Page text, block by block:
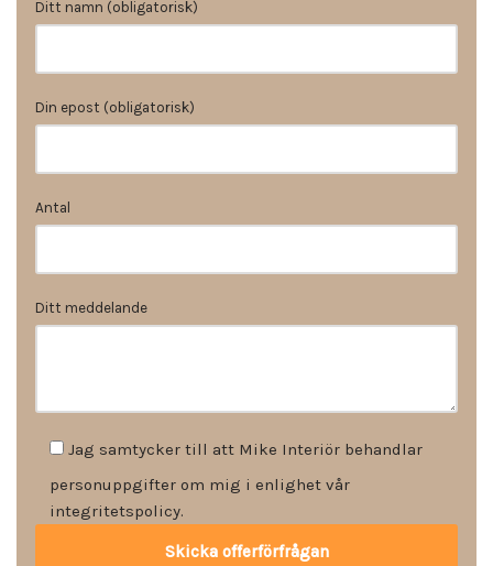
Ditt namn (obligatorisk)
Din epost (obligatorisk)
Antal
Ditt meddelande
Jag samtycker till att Mike Interiör behandlar
personuppgifter om mig i enlighet vår
integritetspolicy.